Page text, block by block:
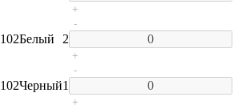
+
102Белый 2
-
+
102Черный1
-
+